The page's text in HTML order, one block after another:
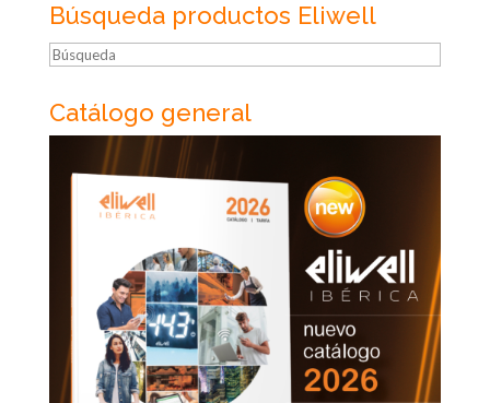
Búsqueda productos Eliwell
Búsqueda
Catálogo general